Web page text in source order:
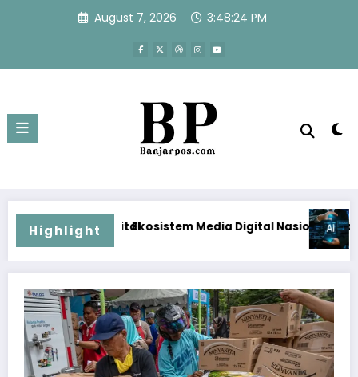
August 7, 2026 3:48:25 PM
Highlight
Media Digital Nasional Hadapi Perang Algoritma AI
Menjawab Perang